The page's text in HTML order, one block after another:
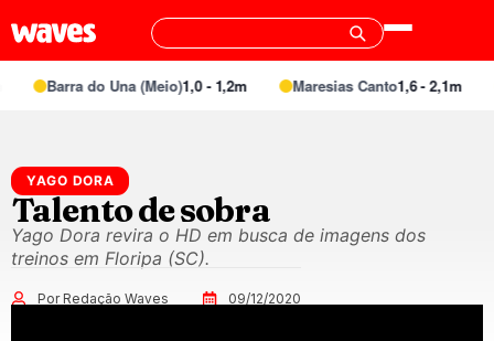
Barra do Una (Meio)1,0 - 1,2m Maresias Canto1,6 - 2,1m
YAGO DORA
Talento de sobra
Yago Dora revira o HD em busca de imagens dos
treinos em Floripa (SC).
Por Redação Waves 09/12/2020